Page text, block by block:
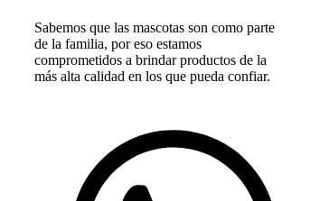
Sabemos que las mascotas son como parte
de la familia, por eso estamos
comprometidos a brindar productos de la
más alta calidad en los que pueda confiar.